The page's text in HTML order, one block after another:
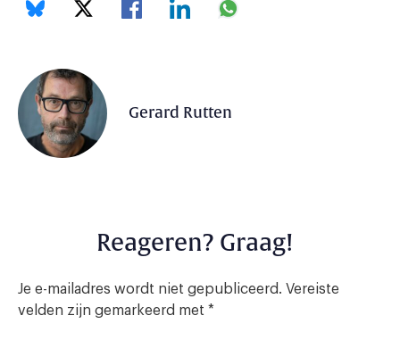
Gerard Rutten
Reageren? Graag!
Je e-mailadres wordt niet gepubliceerd. Vereiste
velden zijn gemarkeerd met *